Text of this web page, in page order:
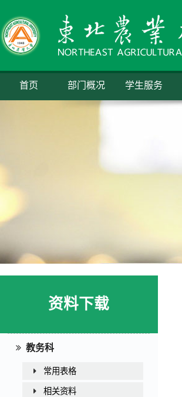
首页 部门概况 学生服务
资料下载
教务科
常用表格
相关资料